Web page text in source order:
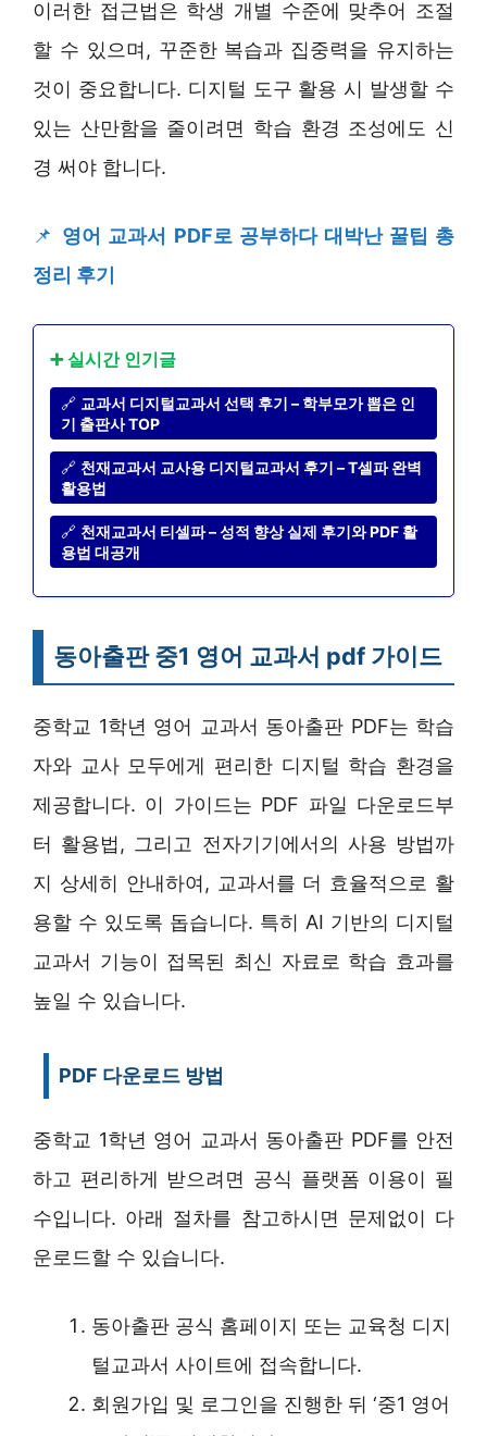
이러한 접근법은 학생 개별 수준에 맞추어 조절
할 수 있으며, 꾸준한 복습과 집중력을 유지하는
것이 중요합니다. 디지털 도구 활용 시 발생할 수
있는 산만함을 줄이려면 학습 환경 조성에도 신
경 써야 합니다.
📌 영어 교과서 PDF로 공부하다 대박난 꿀팁 총
정리 후기
➕ 실시간 인기글
🔗 교과서 디지털교과서 선택 후기 – 학부모가 뽑은 인
기 출판사 TOP
🔗 천재교과서 교사용 디지털교과서 후기 – T셀파 완벽
활용법
🔗 천재교과서 티셀파 – 성적 향상 실제 후기와 PDF 활
용법 대공개
동아출판 중1 영어 교과서 pdf 가이드
중학교 1학년 영어 교과서 동아출판 PDF는 학습
자와 교사 모두에게 편리한 디지털 학습 환경을
제공합니다. 이 가이드는 PDF 파일 다운로드부
터 활용법, 그리고 전자기기에서의 사용 방법까
지 상세히 안내하여, 교과서를 더 효율적으로 활
용할 수 있도록 돕습니다. 특히 AI 기반의 디지털
교과서 기능이 접목된 최신 자료로 학습 효과를
높일 수 있습니다.
PDF 다운로드 방법
중학교 1학년 영어 교과서 동아출판 PDF를 안전
하고 편리하게 받으려면 공식 플랫폼 이용이 필
수입니다. 아래 절차를 참고하시면 문제없이 다
운로드할 수 있습니다.
동아출판 공식 홈페이지 또는 교육청 디지
털교과서 사이트에 접속합니다.
회원가입 및 로그인을 진행한 뒤 ‘중1 영어